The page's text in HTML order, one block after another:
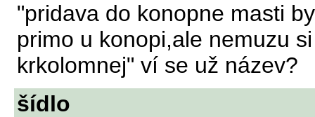
"pridava do konopne masti
primo u konopi,ale nemuzu
krkolomnej" ví se už název?
šídlo